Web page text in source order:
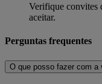
Verifique convites
aceitar.
Perguntas frequentes
O que posso fazer com a